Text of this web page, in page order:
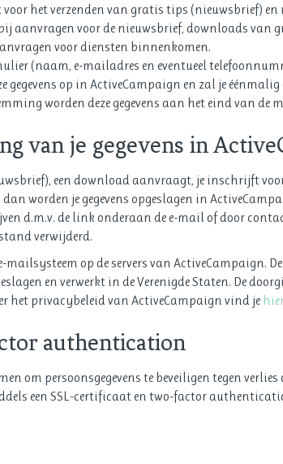
het verzenden van gratis tips (nieuwsbrief)
bij aanvragen voor de nieuwsbrief, downloads
voor diensten binnenkomen.
(naam, e-mailadres en eventueel
gegevens op in ActiveCampaign en zal je
worden deze gegevens aan het eind van de
van je gegevens in
een download aanvraagt, je inschrijft
worden je gegevens opgeslagen in
d.m.v. de link onderaan de e-mail of door
verwijderd.
op de servers van ActiveCampaign.
en verwerkt in de Verenigde Staten. De
het privacybeleid van ActiveCampaign vind je
authentication
om persoonsgegevens te beveiligen tegen
een SSL-certificaat en two-factor